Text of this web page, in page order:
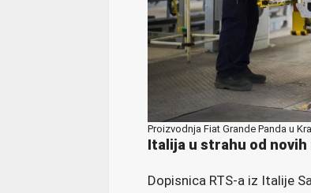
Proizvodnja Fiat Grande Panda u
Italija u strahu od novih
Dopisnica RTS-a iz Italije